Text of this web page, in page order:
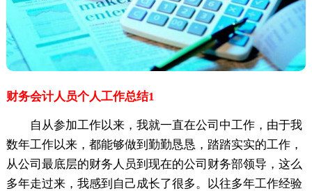
财务会计人员个人工作总结1
自从参加工作以来，我就一直在公司中工作，由于我
数年工作以来，都能够做到勤勤恳恳，踏踏实实的工作，
从公司最底层的财务人员到现在的公司财务部领导，这么
多年走过来，我感到自己成长了很多。以往多年工作经验